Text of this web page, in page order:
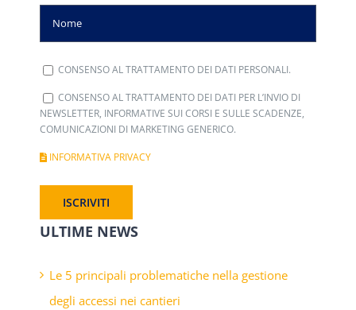
CONSENSO AL TRATTAMENTO DEI DATI PERSONALI.
CONSENSO AL TRATTAMENTO DEI DATI PER L’INVIO DI
NEWSLETTER, INFORMATIVE SUI CORSI E SULLE SCADENZE,
COMUNICAZIONI DI MARKETING GENERICO.
INFORMATIVA PRIVACY
ULTIME NEWS
Le 5 principali problematiche nella gestione
degli accessi nei cantieri